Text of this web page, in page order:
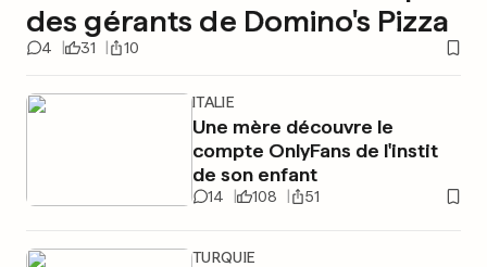
des gérants de Domino's Pizza
4 31 10
ITALIE
Une mère découvre le
compte OnlyFans de l'instit
de son enfant
14 108 51
TURQUIE